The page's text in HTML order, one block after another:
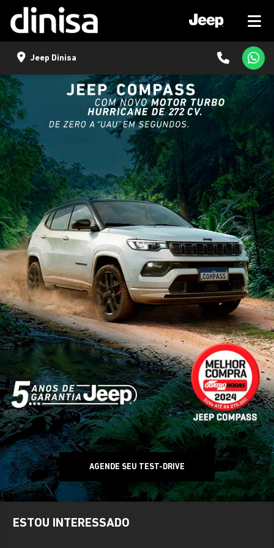
Jeep Dinisa
ESTOU INTERESSADO
AGENDE SEU TEST-DRIVE